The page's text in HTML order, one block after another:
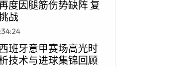
度因腿筋伤势缺阵 复
战
班牙意甲赛场高光时
技术与进球集锦回顾